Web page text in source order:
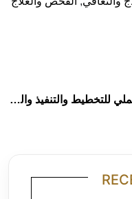
كيفية ادارة المشاريع الهندسية: دليل عملي للتخطيط والتنفيذ والنجاح